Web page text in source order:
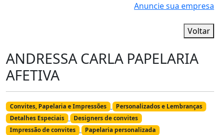
Anuncie sua empresa
Voltar
ANDRESSA CARLA PAPELARIA
AFETIVA
Convites, Papelaria e Impressões
Personalizados e Lembranças
Detalhes Especiais
Designers de convites
Impressão de convites
Papelaria personalizada